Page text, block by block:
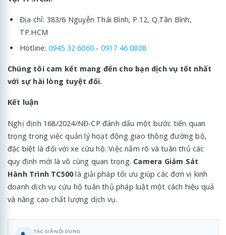
Địa chỉ: 383/6 Nguyễn Thái Bình, P.12, Q.Tân Bình,
TP.HCM
Hotline: 0945 32 6060 - 0917 46 0808
Chúng tôi cam kết mang đến cho bạn dịch vụ tốt nhất
với sự hài lòng tuyệt đối.
Kết luận
Nghị định 168/2024/NĐ-CP đánh dấu một bước tiến quan
trọng trong việc quản lý hoạt động giao thông đường bộ,
đặc biệt là đối với xe cứu hộ. Việc nắm rõ và tuân thủ các
quy định mới là vô cùng quan trọng. Camera Giám Sát
Hành Trình TC500là giải pháp tối ưu giúp các đơn vị kinh
doanh dịch vụ cứu hộ tuân thủ pháp luật một cách hiệu quả
và nâng cao chất lượng dịch vụ.
TÁC GIẢ NỘI DUNG